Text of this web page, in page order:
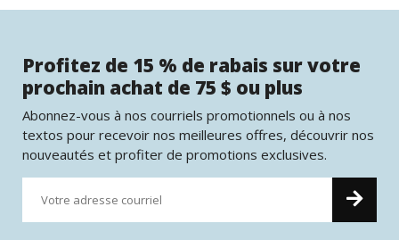
Profitez de 15 % de rabais sur votre
prochain achat de 75 $ ou plus
Abonnez-vous à nos courriels promotionnels ou à nos
textos pour recevoir nos meilleures offres, découvrir nos
nouveautés et profiter de promotions exclusives.